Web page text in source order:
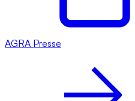
AGRA Presse